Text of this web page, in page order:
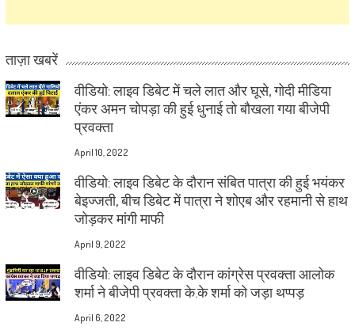
ताज़ा खबरें
वीडियो: लाइव डिबेट में चले लात और घूसे, गोदी मीडिया
एंकर अमन चोपड़ा की हुई धुनाई तो बौखला गया बीजेपी
प्रवक्ता
April 10, 2022
वीडियो: लाइव डिबेट के दौरान संबित पात्रा की हुई भयंकर
बेइज्जती, बीच डिबेट में पात्रा ने शोएब और रहमानी से हाथ
जोड़कर मांगी माफी
April 9, 2022
वीडियो: लाइव डिबेट के दौरान कांग्रेस प्रवक्ता आलोक
शर्मा ने बीजेपी प्रवक्ता के.के शर्मा को जड़ा थप्पड़
April 6, 2022